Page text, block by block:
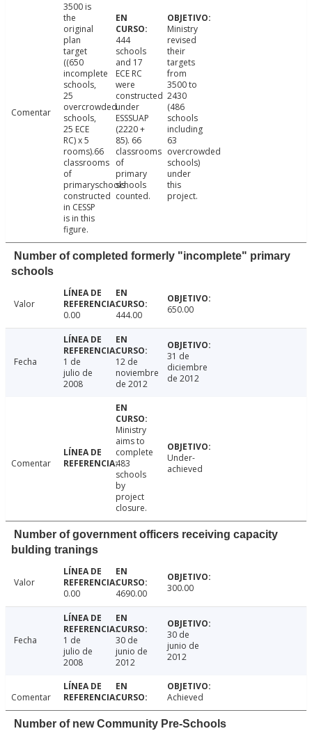
Comentar
3500 is
the
original
plan
target
((650
incomplete
schools,
25
overcrowded
schools,
25 ECE
RC) x 5
rooms).66
classrooms
of
primaryschools
constructed
in CESSP
is in this
figure.
444
schools
and 17
ECE RC
were
constructed
under
ESSSUAP
(2220 +
85). 66
classrooms
of
primary
schools
counted.
Ministry
revised
their
targets
from
3500 to
2430
(486
schools
including
63
overcrowded
schools)
under
this
project.
Number of completed formerly "incomplete" primary
schools
Valor
0.00
444.00 650.00
Fecha
1 de
julio de
2008
12 de
noviembre
de 2012
31 de
diciembre
de 2012
Comentar
Ministry
aims to
complete
483
schools
by
project
closure.
Under-
achieved
Number of government officers receiving capacity
bulding tranings
Valor
0.00
4690.00 300.00
Fecha
1 de
julio de
2008
30 de
junio de
2012
30 de
junio de
2012
Comentar Achieved
Number of new Community Pre-Schools